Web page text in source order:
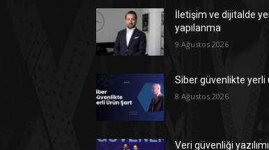
İletişim ve dijitalde
yapılanma
9 Ağustos 2026
Siber güvenlikte yerli
8 Ağustos 2026
Veri güvenliği